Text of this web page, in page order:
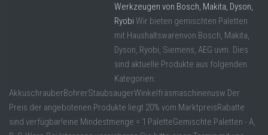
Werkzeugen von Bosch, Makita, Dyson,
Ryobi Wir bieten gemischten Paletten
mit Haushaltswarenvon Bosch, Makita,
Dyson, Ryobi, Siemens, AEG uvm. Dies
sind aktuelle Produkte aus folgenden
Kategorien:
AkkuschrauberBohrerStaubsaugerWinkelfräsmaschinenusw Der
Preis der angebotenen Produkte liegt 20% vom MarktpreisRabatte
sind verfügbar!eine Mindestmenge = 1 PaletteGemischte Paletten - A,